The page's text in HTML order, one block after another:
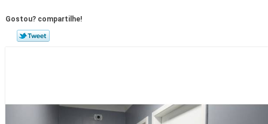
Gostou? compartilhe!